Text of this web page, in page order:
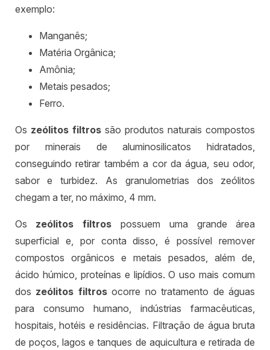
exemplo:
Manganês;
Matéria Orgânica;
Amônia;
Metais pesados;
Ferro.
Os zeólitos filtrossão produtos naturais compostos
por minerais de aluminosilicatos hidratados,
conseguindo retirar também a cor da água, seu odor,
sabor e turbidez. As granulometrias dos zeólitos
chegam a ter, no máximo, 4 mm.
Os zeólitos filtros possuem uma grande área
superficial e, por conta disso, é possível remover
compostos orgânicos e metais pesados, além de,
ácido húmico, proteínas e lipídios. O uso mais comum
dos zeólitos filtrosocorre no tratamento de águas
para consumo humano, indústrias farmacêuticas,
hospitais, hotéis e residências. Filtração de água bruta
de poços, lagos e tanques de aquicultura e retirada de